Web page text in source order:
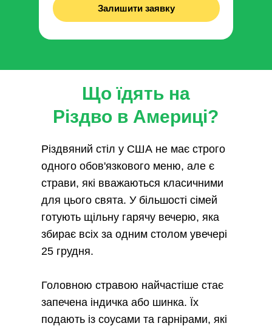
Залишити заявку
Що їдять на
Різдво в Америці?
Різдвяний стіл у США не має строго
одного обов'язкового меню, але є
страви, які вважаються класичними
для цього свята. У більшості сімей
готують щільну гарячу вечерю, яка
збирає всіх за одним столом увечері
25 грудня.
Головною стравою найчастіше стає
запечена індичка або шинка. Їх
подають із соусами та гарнірами, які